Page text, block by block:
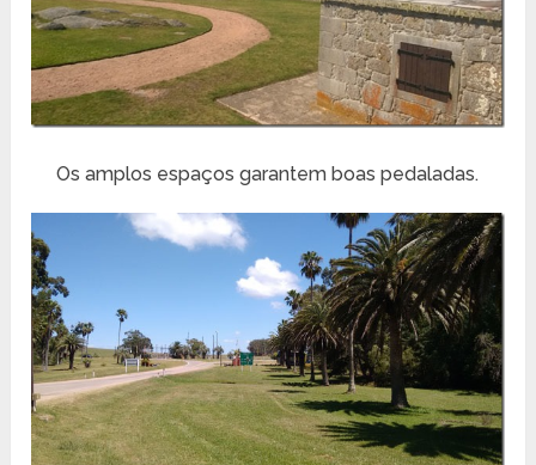
Os amplos espaços garantem boas pedaladas.